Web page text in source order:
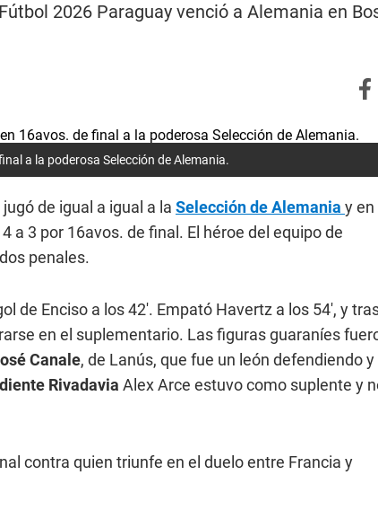
2026 Paraguay venció a Alemania en
a la poderosa Selección de Alemania.
jugó de igual a igual a la Selección de Alemania y en
a 3 por 16avos. de final. El héroe del equipo de
penales.
de Enciso a los 42'. Empató Havertz a los 54', y
en el suplementario. Las figuras guaraníes
Canale, de Lanús, que fue un león defendiendo y
Rivadavia Alex Arce estuvo como suplente y
contra quien triunfe en el duelo entre Francia y